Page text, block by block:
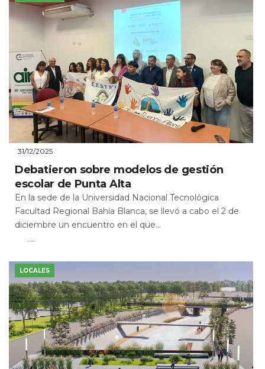
31/12/2025
Debatieron sobre modelos de gestión
escolar de Punta Alta
En la sede de la Universidad Nacional Tecnológica
Facultad Regional Bahía Blanca, se llevó a cabo el 2 de
diciembre un encuentro en el que...
Leer Más
LOCALES